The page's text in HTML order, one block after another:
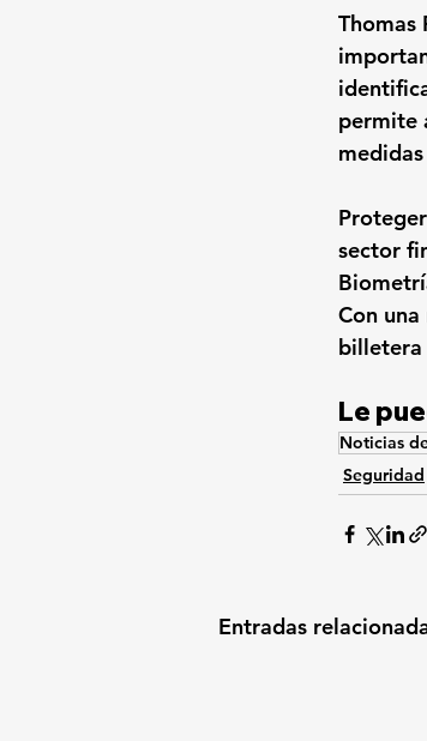
Thomas
permite
sector
Con
billetera
Le
Noticias
Seguridad
Entradas